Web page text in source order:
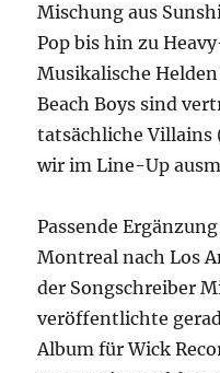
Mischung aus
Pop bis hin zu
Musikalische
Beach Boys sind
tatsächliche
wir im Line-Up
Passende
Montreal nach Los
der Songschreiber
veröffentlichte
Album für Wick